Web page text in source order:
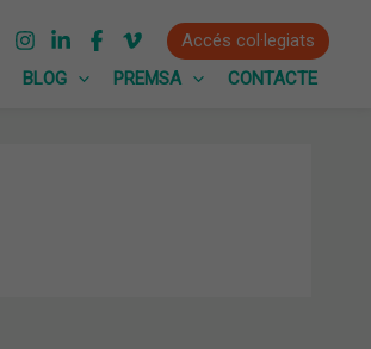
Accés col·legiats
BLOG PREMSA CONTACTE